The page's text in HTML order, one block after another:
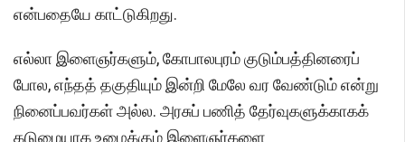
என்பதையே காட்டுகிறது.
எல்லா இளைஞர்களும், கோபாலபுரம் குடும்பத்தினரைப்
போல, எந்தத் தகுதியும் இன்றி மேலே வர வேண்டும் என்று
நினைப்பவர்கள் அல்ல. அரசுப் பணித் தேர்வுகளுக்காகக்
கடுமையாக உழைக்கும் இளைஞர்களை